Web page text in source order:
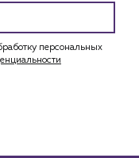
персональных